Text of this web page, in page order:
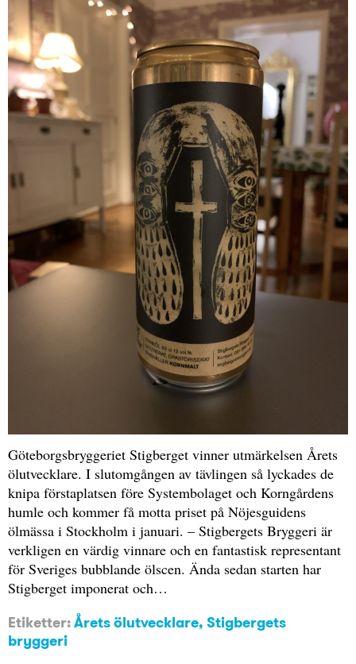
Göteborgsbryggeriet Stigberget vinner utmärkelsen Årets
ölutvecklare. I slutomgången av tävlingen så lyckades de
knipa förstaplatsen före Systembolaget och Korngårdens
humle och kommer få motta priset på Nöjesguidens
ölmässa i Stockholm i januari. – Stigbergets Bryggeri är
verkligen en värdig vinnare och en fantastisk representant
för Sveriges bubblande ölscen. Ända sedan starten har
Stigberget imponerat och…
Etiketter:Årets ölutvecklare, Stigbergets
bryggeri